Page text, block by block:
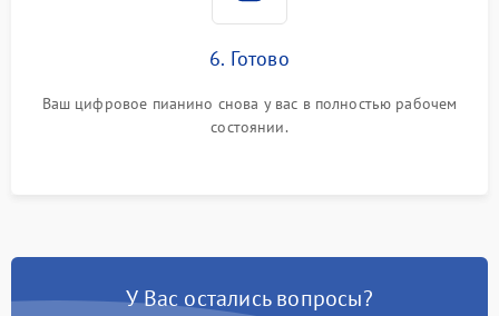
6. Готово
Ваш цифровое пианино снова у вас в полностью рабочем
состоянии.
У Вас остались вопросы?